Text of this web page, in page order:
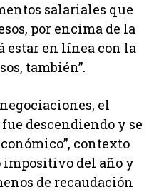
salariales que
por encima de la
estar en línea con la
también”.
el
descendiendo y se
contexto
impositivo del año y
de recaudación